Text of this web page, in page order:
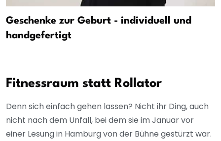
Geschenke zur Geburt - individuell und
handgefertigt
Fitnessraum statt Rollator
Denn sich einfach gehen lassen? Nicht ihr Ding, auch
nicht nach dem Unfall, bei dem sie im Januar vor
einer Lesung in Hamburg von der Bühne gestürzt war.